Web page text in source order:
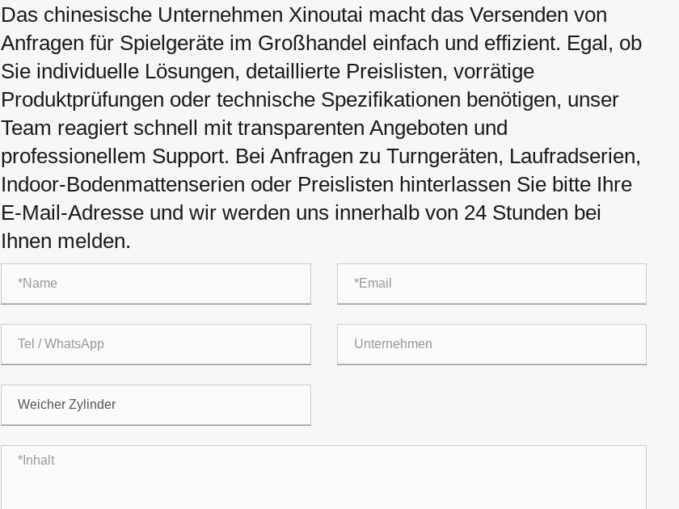
Das chinesische Unternehmen Xinoutai macht das Versenden von
Anfragen für Spielgeräte im Großhandel einfach und effizient. Egal, ob
Sie individuelle Lösungen, detaillierte Preislisten, vorrätige
Produktprüfungen oder technische Spezifikationen benötigen, unser
Team reagiert schnell mit transparenten Angeboten und
professionellem Support. Bei Anfragen zu Turngeräten, Laufradserien,
Indoor-Bodenmattenserien oder Preislisten hinterlassen Sie bitte Ihre
E-Mail-Adresse und wir werden uns innerhalb von 24 Stunden bei
Ihnen melden.